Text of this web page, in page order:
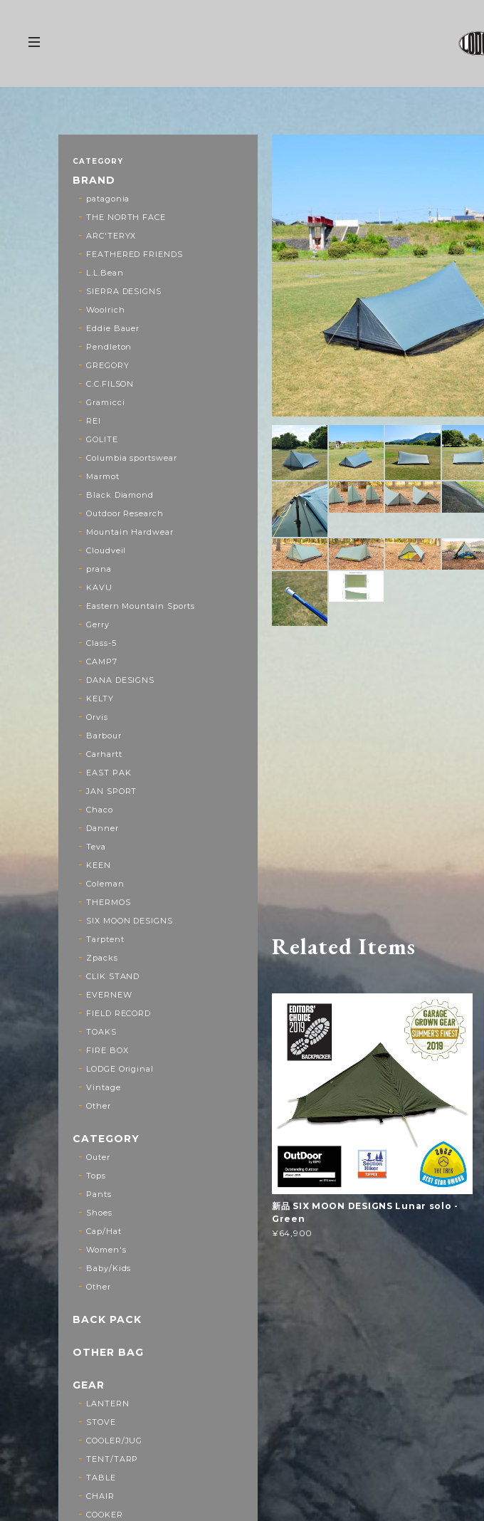
Related Items
新品 SIX MOON DESIGNS Lunar solo -
Green
¥64,900
CATEGORY
BRAND
patagonia
THE NORTH FACE
ARC'TERYX
FEATHERED FRIENDS
L.L.Bean
SIERRA DESIGNS
Woolrich
Eddie Bauer
Pendleton
GREGORY
C.C.FILSON
Gramicci
REI
GOLITE
Columbia sportswear
Marmot
Black Diamond
Outdoor Research
Mountain Hardwear
Cloudveil
prana
KAVU
Eastern Mountain Sports
Gerry
Class-5
CAMP7
DANA DESIGNS
KELTY
Orvis
Barbour
Carhartt
EAST PAK
JAN SPORT
Chaco
Danner
Teva
KEEN
Coleman
THERMOS
SIX MOON DESIGNS
Tarptent
Zpacks
CLIK STAND
EVERNEW
FIELD RECORD
TOAKS
FIRE BOX
LODGE Original
Vintage
Other
CATEGORY
Outer
Tops
Pants
Shoes
Cap/Hat
Women's
Baby/Kids
Other
BACK PACK
OTHER BAG
GEAR
LANTERN
STOVE
COOLER/JUG
TENT/TARP
TABLE
CHAIR
COOKER